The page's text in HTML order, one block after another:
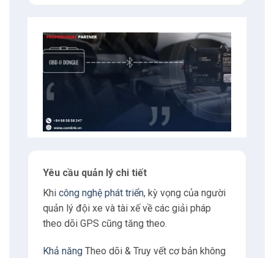
Yêu cầu quản lý chi tiết
Khi công nghệ phát triển, kỳ vọng của người
quản lý đội xe và tài xế về các giải pháp
theo dõi GPS cũng tăng theo.
Khả năngTheo dõi & Truy vết cơ bản không